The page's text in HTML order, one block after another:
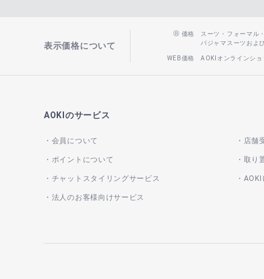
表示価格について
価格
スーツ・フォーマ
パジャマスーツおよ
WEB価格 AOKIオンラインショ
AOKIのサービス
会員について
ポイントについて
チャットスタイリングサービス
店舗
取り
AOKI
法人のお客様向けサービス